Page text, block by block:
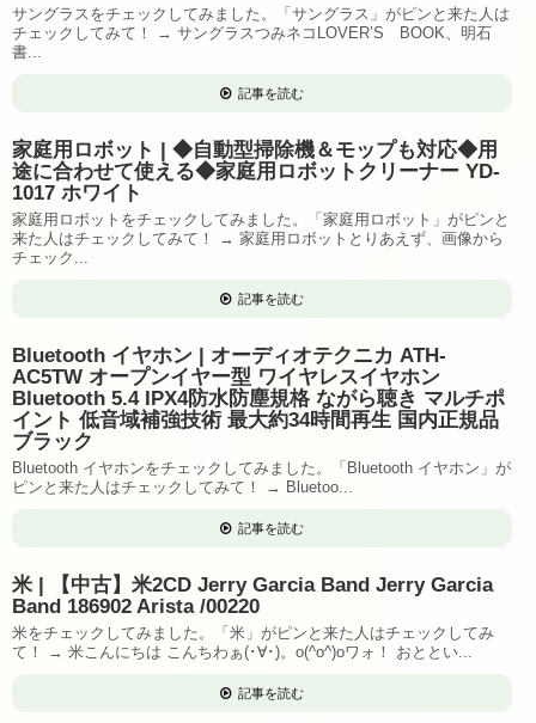
サングラスをチェックしてみました。「サングラス」がピンと来た人は
チェックしてみて！ → サングラスつみネコLOVER’S BOOK、明石
書...
記事を読む
家庭用ロボット | ◆自動型掃除機＆モップも対応◆用
途に合わせて使える◆家庭用ロボットクリーナー YD-
1017 ホワイト
家庭用ロボットをチェックしてみました。「家庭用ロボット」がピンと
来た人はチェックしてみて！ → 家庭用ロボットとりあえず、画像から
チェック...
記事を読む
Bluetooth イヤホン | オーディオテクニカ ATH-
AC5TW オープンイヤー型 ワイヤレスイヤホン
Bluetooth 5.4 IPX4防水防塵規格 ながら聴き マルチポ
イント 低音域補強技術 最大約34時間再生 国内正規品
ブラック
Bluetooth イヤホンをチェックしてみました。「Bluetooth イヤホン」が
ピンと来た人はチェックしてみて！ → Bluetoo...
記事を読む
米 | 【中古】米2CD Jerry Garcia Band Jerry Garcia
Band 186902 Arista /00220
米をチェックしてみました。「米」がピンと来た人はチェックしてみ
て！ → 米こんにちは こんちわぁ(･∀･)。o(^o^)oワォ！ おととい...
記事を読む